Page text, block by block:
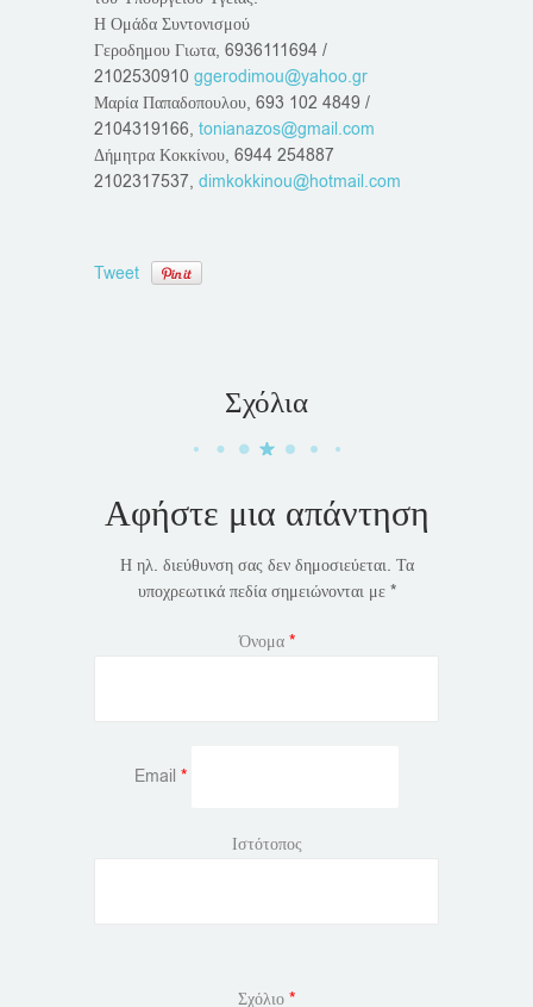
Η Ομάδα Συντονισμού
Γεροδημου Γιωτα, 6936111694 /
2102530910 ggerodimou@yahoo.gr
Μαρία Παπαδοπουλου, 693 102 4849 /
2104319166, tonianazos@gmail.com
Δήμητρα Κοκκίνου, 6944 254887
2102317537, dimkokkinou@hotmail.com
Tweet
Σχόλια
Αφήστε μια απάντηση
Η ηλ. διεύθυνση σας δεν δημοσιεύεται. Τα
υποχρεωτικά πεδία σημειώνονται με *
Όνομα *
Email *
Ιστότοπος
Σχόλιο *